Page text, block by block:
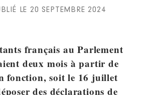
LE 20 SEPTEMBRE 2024
français au Parlement
deux mois à partir de
fonction, soit le 16 juillet
des déclarations de